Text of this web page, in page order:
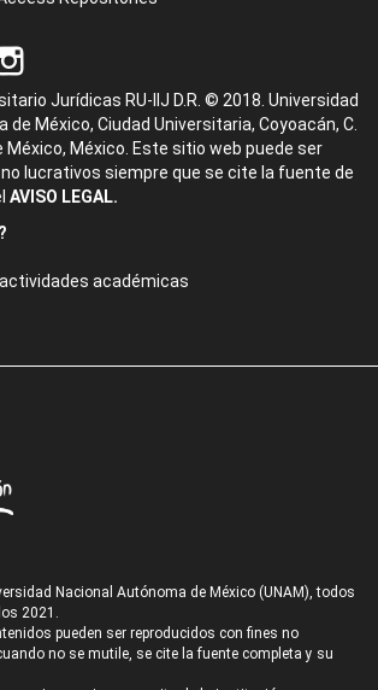
Jurídicas RU-IIJ D.R. © 2018. Universidad
de México, Ciudad Universitaria, Coyoacán, C.
México, México. Este sitio web puede ser
lucrativos siempre que se cite la fuente de
AVISO LEGAL.
académicas
Nacional Autónoma de México (UNAM), todos
2021.
pueden ser reproducidos con fines no
no se mutile, se cite la fuente completa y su